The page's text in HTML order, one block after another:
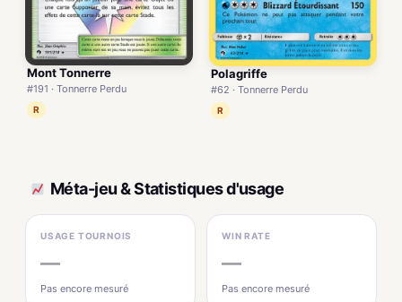
Mont Tonnerre
#191 · Tonnerre Perdu
R
Polagriffe
#62 · Tonnerre Perdu
R
Méta-jeu & Statistiques d'usage
USAGE TOURNOIS
—
Pas encore mesuré
WIN RATE
—
Pas encore mesuré